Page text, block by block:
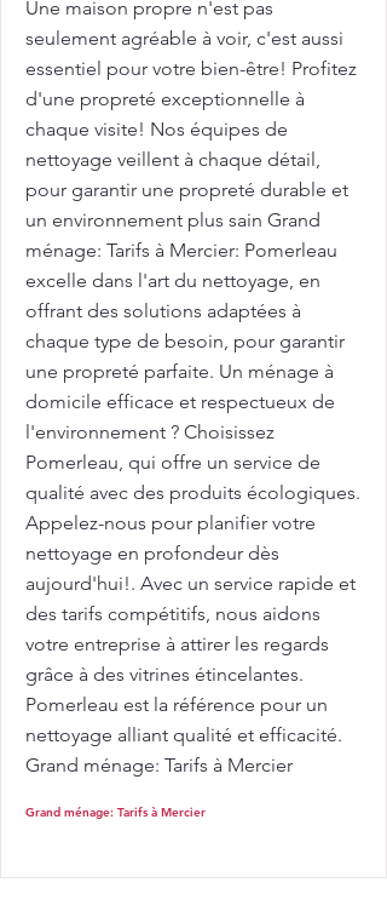
Une maison propre n'est pas
seulement agréable à voir, c'est aussi
essentiel pour votre bien-être! Profitez
d'une propreté exceptionnelle à
chaque visite! Nos équipes de
nettoyage veillent à chaque détail,
pour garantir une propreté durable et
un environnement plus sain Grand
ménage: Tarifs à Mercier: Pomerleau
excelle dans l'art du nettoyage, en
offrant des solutions adaptées à
chaque type de besoin, pour garantir
une propreté parfaite. Un ménage à
domicile efficace et respectueux de
l'environnement ? Choisissez
Pomerleau, qui offre un service de
qualité avec des produits écologiques.
Appelez-nous pour planifier votre
nettoyage en profondeur dès
aujourd'hui!. Avec un service rapide et
des tarifs compétitifs, nous aidons
votre entreprise à attirer les regards
grâce à des vitrines étincelantes.
Pomerleau est la référence pour un
nettoyage alliant qualité et efficacité.
Grand ménage: Tarifs à Mercier
Grand ménage: Tarifs à Mercier